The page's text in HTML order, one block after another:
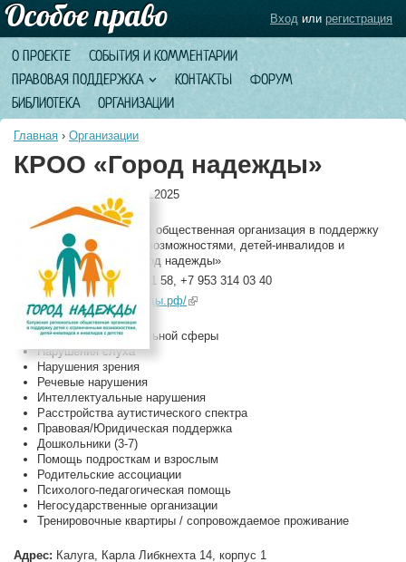
О ПРОЕКТЕ
СОБЫТИЯ И КОММЕНТАРИИ
ПРАВОВАЯ ПОДДЕРЖКА
КОНТАКТЫ
ФОРУМ
БИБЛИОТЕКА
ОРГАНИЗАЦИИ
Вход или регистрация
Главная › Организации
КРОО «Город надежды»
Дата обновления:10.11.2025
Полное название:
Калужская региональная общественная организация в поддержку
детей с ограниченными возможностями, детей-инвалидов и
инвалидов детства «Город надежды»
Телефоны:+7 953 325 81 58, +7 953 314 03 40
Сайт:http://город-надежды.рф/(link is external)
Теги:
Нарушения двигательной сферы
Нарушения слуха
Нарушения зрения
Речевые нарушения
Интеллектуальные нарушения
Расстройства аутистического спектра
Правовая/Юридическая поддержка
Дошкольники (3-7)
Помощь подросткам и взрослым
Родительские ассоциации
Психолого-педагогическая помощь
Негосударственные организации
Тренировочные квартиры / сопровождаемое проживание
Адрес: Калуга, Карла Либкнехта 14, корпус 1